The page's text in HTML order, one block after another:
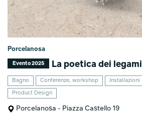
Porcelanosa
Evento 2025 La poetica dei legami
Bagno Conferenze, workshop Installazioni
Product Design
Porcelanosa - Piazza Castello 19